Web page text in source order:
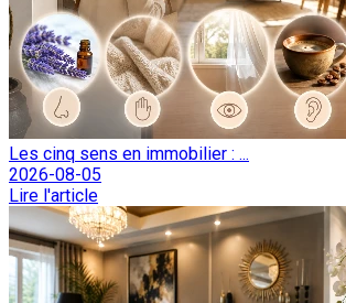
Les cinq sens en immobilier : ...
2026-08-05
Lire l'article